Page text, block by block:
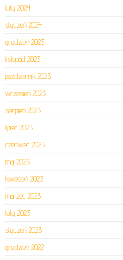
luty 2024
styczeń 2024
grudzień 2023
listopad 2023
październik 2023
wrzesień 2023
sierpień 2023
lipiec 2023
czerwiec 2023
maj 2023
kwiecień 2023
marzec 2023
luty 2023
styczeń 2023
grudzień 2022